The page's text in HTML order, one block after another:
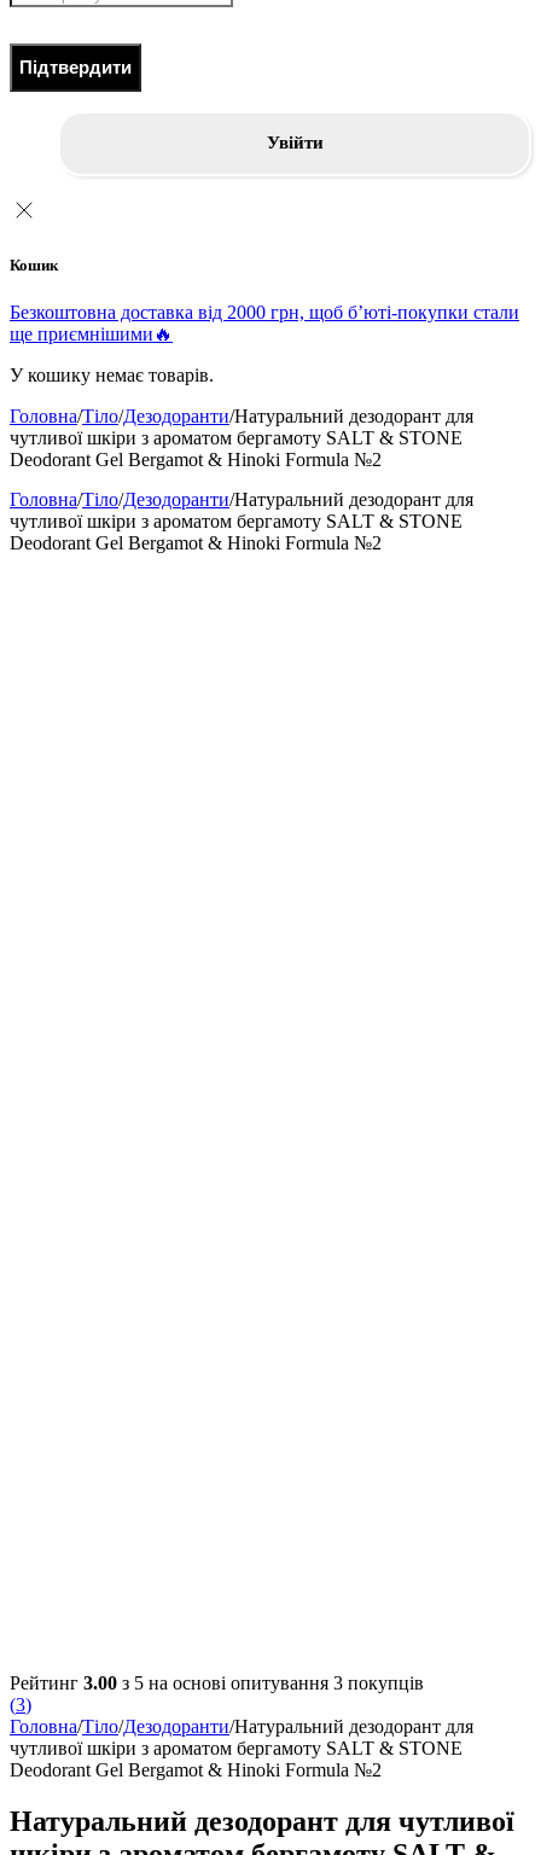
Підтвердити
Увійти
Кошик
Безкоштовна доставка від 2000 грн, щоб б’юті-покупки стали
ще приємнішими🔥
У кошику немає товарів.
Головна/Тіло/Дезодоранти/Натуральний дезодорант для
чутливої шкіри з ароматом бергамоту SALT & STONE
Deodorant Gel Bergamot & Hinoki Formula №2
Головна/Тіло/Дезодоранти/Натуральний дезодорант для
чутливої шкіри з ароматом бергамоту SALT & STONE
Deodorant Gel Bergamot & Hinoki Formula №2
Рейтинг 3.00 з 5 на основі опитування 3 покупців
(3)
Головна/Тіло/Дезодоранти/Натуральний дезодорант для
чутливої шкіри з ароматом бергамоту SALT & STONE
Deodorant Gel Bergamot & Hinoki Formula №2
Натуральний дезодорант для чутливої